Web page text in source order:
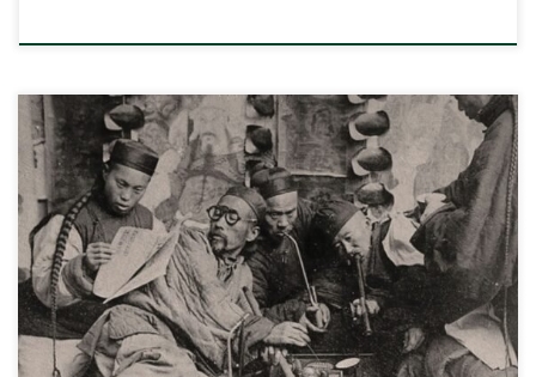
Historia konopi indyjskich (marihuany) i siewnych (przemysłowych)
sięga dalekich czasów. Wszystkie dzisiejsze odmiany tej
fascynującej rośliny mogą zawdzięczać swoje istnienie między
innymi właśnie pierwotnej genetyce konopi z Chin. Jednocześnie
teraźniejsze odmiany posiadają silniejsze działanie za sprawą
modyfikacji plantatorów. Naukowcy udowodnili, że 12 tysięcy lat
temu była ona już uprawiana na […]